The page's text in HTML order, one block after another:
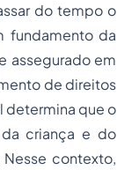
do tempo o
fundamento da
assegurado em
de direitos
determina que o
criança e do
contexto,